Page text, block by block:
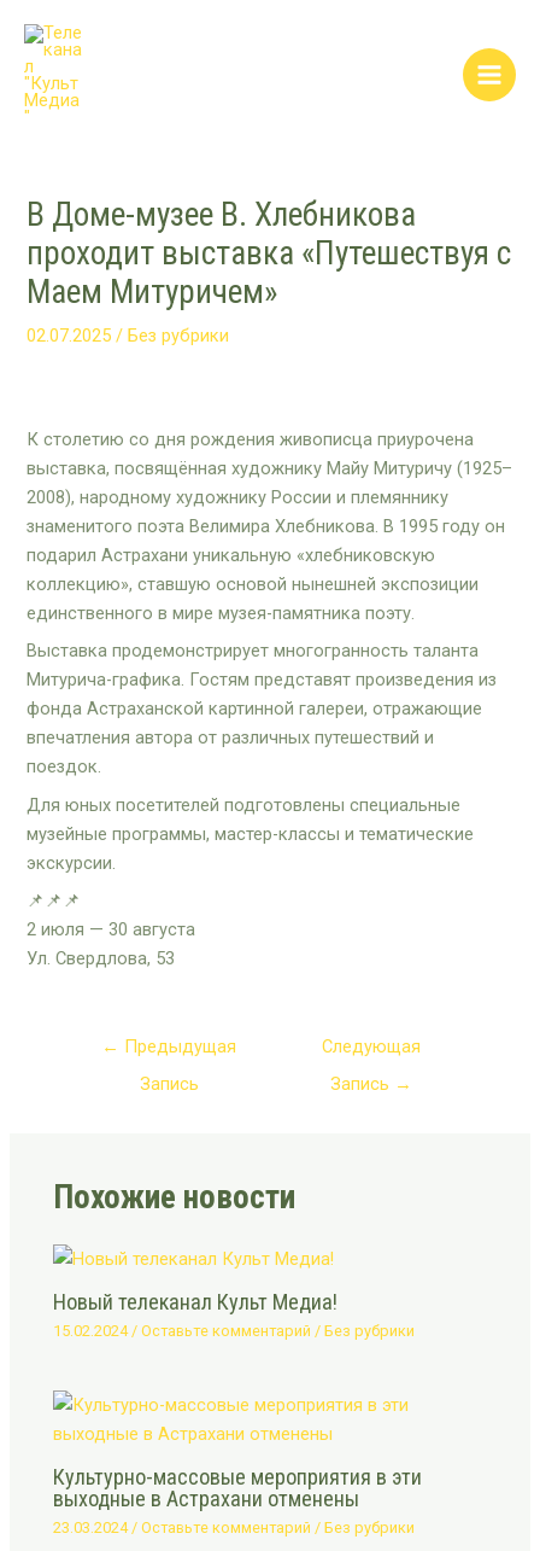
содержимому
В Доме-музее В. Хлебникова
проходит выставка «Путешествуя с
Маем Митуричем»
02.07.2025/Без рубрики
К столетию со дня рождения живописца приурочена
выставка, посвящённая художнику Майу Митуричу (1925–
2008), народному художнику России и племяннику
знаменитого поэта Велимира Хлебникова. В 1995 году он
подарил Астрахани уникальную «хлебниковскую
коллекцию», ставшую основой нынешней экспозиции
единственного в мире музея-памятника поэту.
Выставка продемонстрирует многогранность таланта
Митурича-графика. Гостям представят произведения из
фонда Астраханской картинной галереи, отражающие
впечатления автора от различных путешествий и
поездок.
Для юных посетителей подготовлены специальные
музейные программы, мастер-классы и тематические
экскурсии.
📌📌📌
2 июля — 30 августа
Ул. Свердлова, 53
navigation
← Предыдущая
Запись
Следующая
Запись →
Похожие новости
Новый телеканал Культ Медиа!
15.02.2024/Оставьте комментарий /Без рубрики
Культурно-массовые мероприятия в эти
выходные в Астрахани отменены
23.03.2024 /Оставьте комментарий /Без рубрики